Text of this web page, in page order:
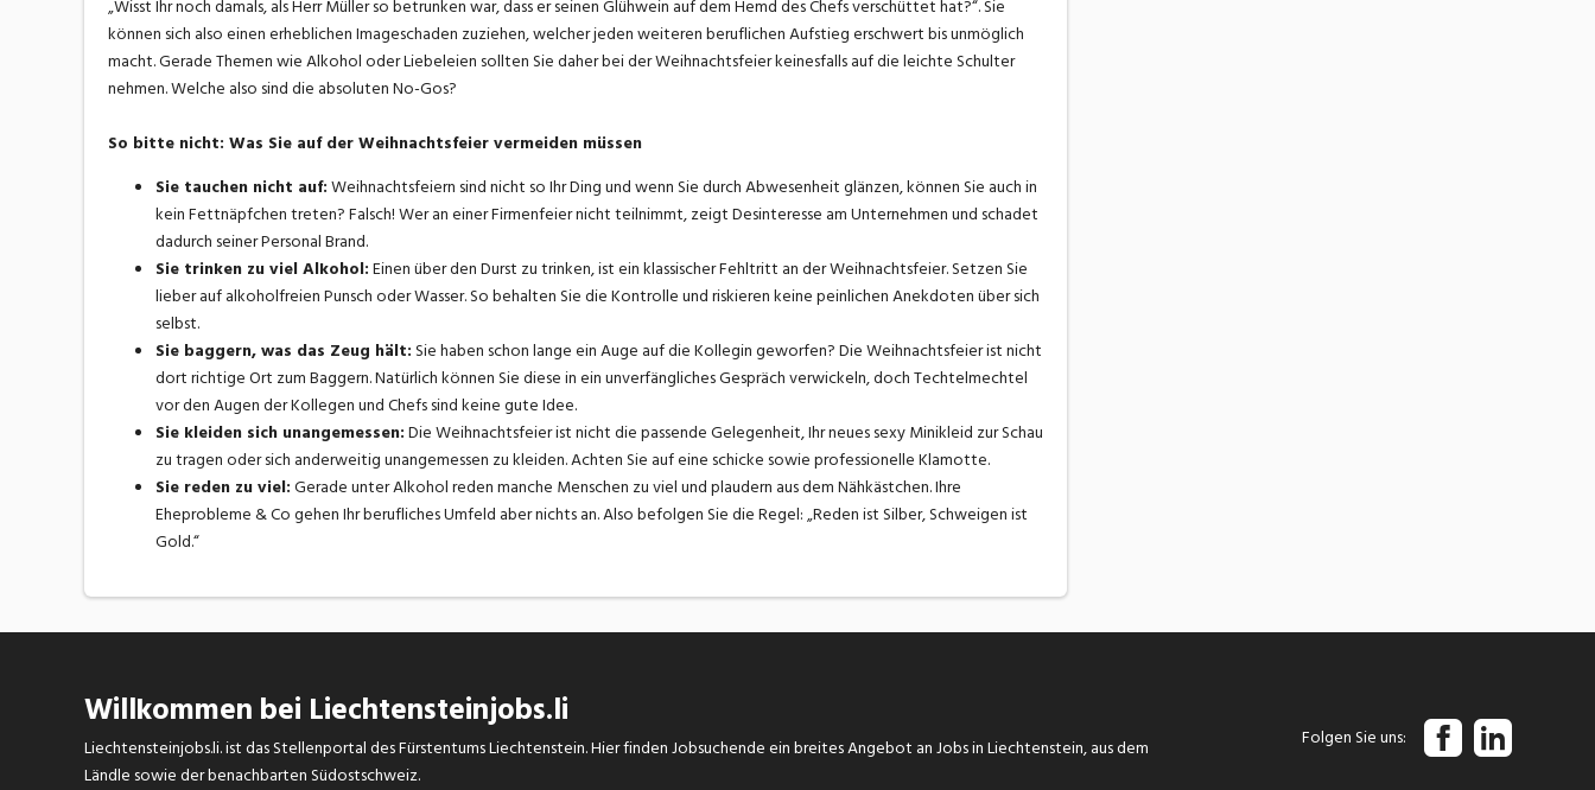
„Wisst Ihr noch damals, als Herr Müller so betrunken war, dass er seinen Glühwein auf dem Hemd des Chefs verschüttet hat?“. Sie
können sich also einen erheblichen Imageschaden zuziehen, welcher jeden weiteren beruflichen Aufstieg erschwert bis unmöglich
macht. Gerade Themen wie Alkohol oder Liebeleien sollten Sie daher bei der Weihnachtsfeier keinesfalls auf die leichte Schulter
nehmen. Welche also sind die absoluten No-Gos?
So bitte nicht: Was Sie auf der Weihnachtsfeier vermeiden müssen
Sie tauchen nicht auf:Weihnachtsfeiern sind nicht so Ihr Ding und wenn Sie durch Abwesenheit glänzen, können Sie auch in
kein Fettnäpfchen treten? Falsch! Wer an einer Firmenfeier nicht teilnimmt, zeigt Desinteresse am Unternehmen und schadet
dadurch seiner Personal Brand.
Sie trinken zu viel Alkohol:Einen über den Durst zu trinken, ist ein klassischer Fehltritt an der Weihnachtsfeier. Setzen Sie
lieber auf alkoholfreien Punsch oder Wasser. So behalten Sie die Kontrolle und riskieren keine peinlichen Anekdoten über sich
selbst.
Sie baggern, was das Zeug hält:Sie haben schon lange ein Auge auf die Kollegin geworfen? Die Weihnachtsfeier ist nicht
dort richtige Ort zum Baggern. Natürlich können Sie diese in ein unverfängliches Gespräch verwickeln, doch Techtelmechtel
vor den Augen der Kollegen und Chefs sind keine gute Idee.
Sie kleiden sich unangemessen:Die Weihnachtsfeier ist nicht die passende Gelegenheit, Ihr neues sexy Minikleid zur Schau
zu tragen oder sich anderweitig unangemessen zu kleiden. Achten Sie auf eine schicke sowie professionelle Klamotte.
Sie reden zu viel:Gerade unter Alkohol reden manche Menschen zu viel und plaudern aus dem Nähkästchen. Ihre
Eheprobleme & Co gehen Ihr berufliches Umfeld aber nichts an. Also befolgen Sie die Regel: „Reden ist Silber, Schweigen ist
Gold.“
Willkommen bei Liechtensteinjobs.li
Liechtensteinjobs.li. ist das Stellenportal des Fürstentums Liechtenstein. Hier finden Jobsuchende ein breites Angebot an Jobs in Liechtenstein, aus dem
Ländle sowie der benachbarten Südostschweiz.
Folgen Sie uns